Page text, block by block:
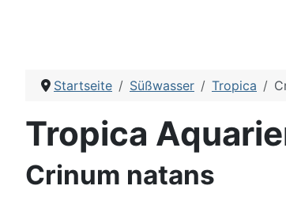
Startseite Süßwasser Tropica
Tropica
Crinum natans